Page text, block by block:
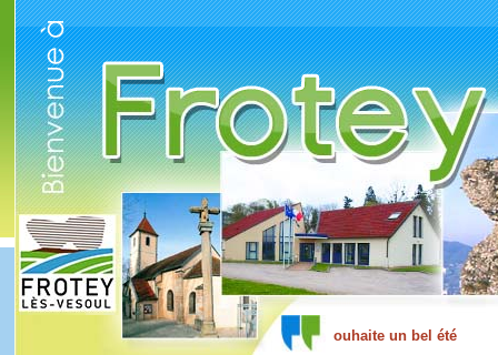
Cookies management panel